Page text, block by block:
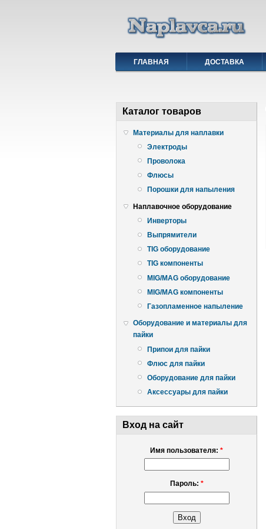
ГЛАВНАЯ ДОСТАВКА
Каталог товаров
Материалы для наплавки
Электроды
Проволока
Флюсы
Порошки для напыления
Наплавочное оборудование
Инверторы
Выпрямители
TIG оборудование
TIG компоненты
MIG/MAG оборудование
MIG/MAG компоненты
Газопламенное напыление
Оборудование и материалы для
пайки
Припои для пайки
Флюс для пайки
Оборудование для пайки
Аксессуары для пайки
Вход на сайт
Имя пользователя: *
Пароль: *